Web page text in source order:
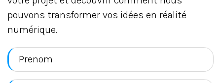
pouvons transformer vos idées en réalité
numérique.